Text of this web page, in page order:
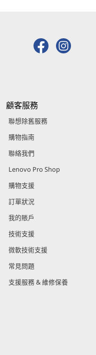
顧客服務
聯想除舊服務
購物指南
聯絡我們
Lenovo Pro Shop
購物支援
訂單狀況
我的賬戶
技術支援
微軟技術支援
常見問題
支援服務 & 維修保養